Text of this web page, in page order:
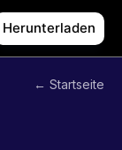
Herunterladen
← Startseite